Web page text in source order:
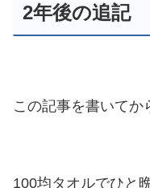
2年後の追記
この記事を書いてか
100均タオルでひと